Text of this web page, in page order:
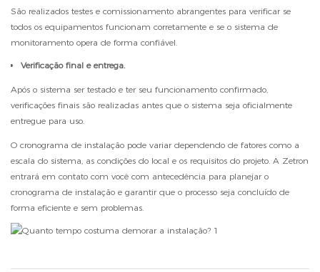
São realizados testes e comissionamento abrangentes para verificar se
todos os equipamentos funcionam corretamente e se o sistema de
monitoramento opera de forma confiável.
Verificação final e entrega.
Após o sistema ser testado e ter seu funcionamento confirmado,
verificações finais são realizadas antes que o sistema seja oficialmente
entregue para uso.
O cronograma de instalação pode variar dependendo de fatores como a
escala do sistema, as condições do local e os requisitos do projeto. A Zetron
entrará em contato com você com antecedência para planejar o
cronograma de instalação e garantir que o processo seja concluído de
forma eficiente e sem problemas.